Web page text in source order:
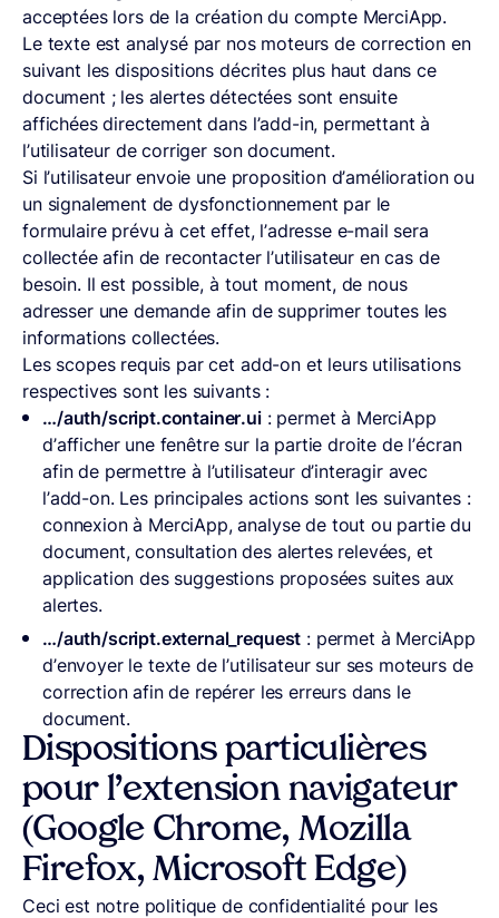
acceptées lors de la création du compte MerciApp.
Le texte est analysé par nos moteurs de correction en
suivant les dispositions décrites plus haut dans ce
document ; les alertes détectées sont ensuite
affichées directement dans l’add-in, permettant à
l’utilisateur de corriger son document.
Si l’utilisateur envoie une proposition d’amélioration ou
un signalement de dysfonctionnement par le
formulaire prévu à cet effet, l’adresse e-mail sera
collectée afin de recontacter l’utilisateur en cas de
besoin. Il est possible, à tout moment, de nous
adresser une demande afin de supprimer toutes les
informations collectées.
Les scopes requis par cet add-on et leurs utilisations
respectives sont les suivants :
…/auth/script.container.ui: permet à MerciApp
d’afficher une fenêtre sur la partie droite de l’écran
afin de permettre à l’utilisateur d’interagir avec
l’add-on. Les principales actions sont les suivantes :
connexion à MerciApp, analyse de tout ou partie du
document, consultation des alertes relevées, et
application des suggestions proposées suites aux
alertes.
…/auth/script.external_request : permet à MerciApp
d’envoyer le texte de l’utilisateur sur ses moteurs de
correction afin de repérer les erreurs dans le
document.
Dispositions particulières
pour l’extension navigateur
(Google Chrome, Mozilla
Firefox, Microsoft Edge)
Ceci est notre politique de confidentialité pour les